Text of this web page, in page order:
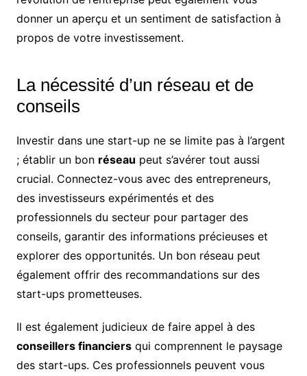
donner un aperçu et un sentiment de satisfaction à
propos de votre investissement.
La nécessité d’un réseau et de
conseils
Investir dans une start-up ne se limite pas à l’argent
; établir un bon réseau peut s’avérer tout aussi
crucial. Connectez-vous avec des entrepreneurs,
des investisseurs expérimentés et des
professionnels du secteur pour partager des
conseils, garantir des informations précieuses et
explorer des opportunités. Un bon réseau peut
également offrir des recommandations sur des
start-ups prometteuses.
Il est également judicieux de faire appel à des
conseillers financiersqui comprennent le paysage
des start-ups. Ces professionnels peuvent vous